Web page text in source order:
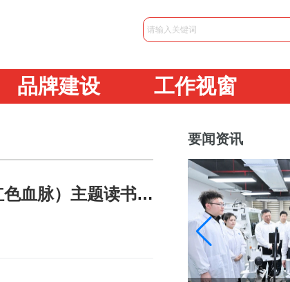
品牌建设 工作视窗
全国“中华魂”（弘扬长征精神、赓续红色血脉）主题读书活动夏令营圆满结营
要闻资讯